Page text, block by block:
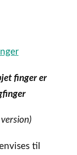
finger er
til